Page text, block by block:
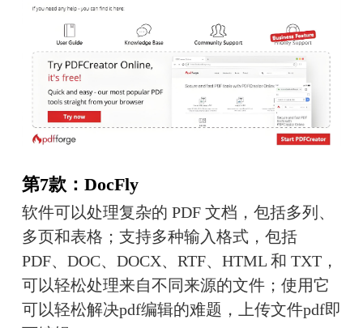
第7款：DocFly
软件可以处理复杂的 PDF 文档，包括多列、
多页和表格；支持多种输入格式，包括
PDF、DOC、DOCX、RTF、HTML 和 TXT，
可以轻松处理来自不同来源的文件；使用它
可以轻松解决pdf编辑的难题，上传文件pdf即